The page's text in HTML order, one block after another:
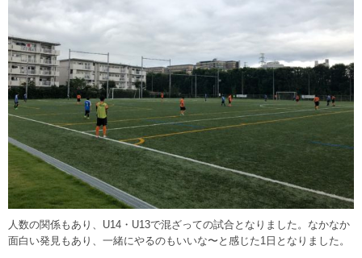
人数の関係もあり、U14・U13で混ざっての試合となりました。なかなか
面白い発見もあり、一緒にやるのもいいな〜と感じた1日となりました。